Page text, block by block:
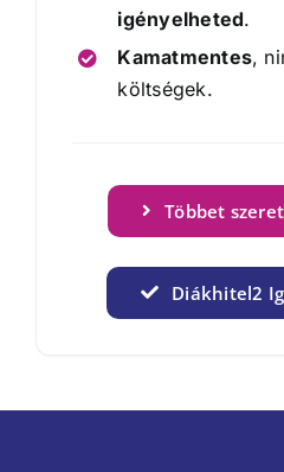
igényelheted.
Kamatmentes,
költségek.
Többet
Diákhitel2